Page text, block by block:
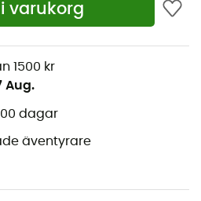
varukorg
1500 kr
Aug.
dagar
äventyrare
Ultracluster: Grafen
polyester, i syntetfibrer
- 100 % återvunnen
g/m²